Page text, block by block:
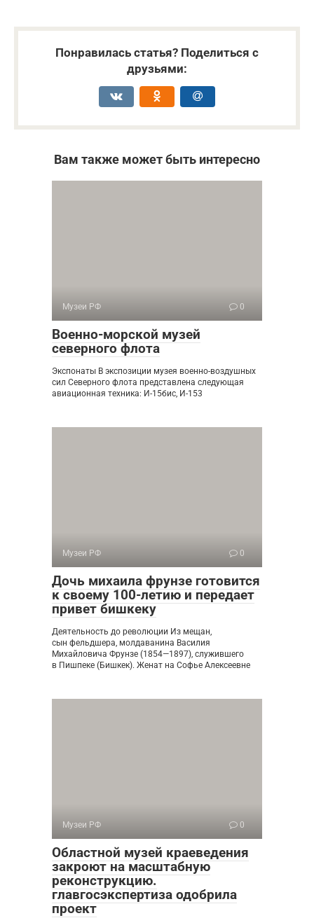
Понравилась статья? Поделиться с
друзьями:
Вам также может быть интересно
Музеи РФ 0
Военно-морской музей
северного флота
Экспонаты В экспозиции музея военно-воздушных
сил Северного флота представлена следующая
авиационная техника: И-15бис, И-153
Музеи РФ 0
Дочь михаила фрунзе готовится
к своему 100-летию и передает
привет бишкеку
Деятельность до революции Из мещан,
сын фельдшера, молдаванина Василия
Михайловича Фрунзе (1854—1897), служившего
в Пишпеке (Бишкек). Женат на Софье Алексеевне
Музеи РФ 0
Областной музей краеведения
закроют на масштабную
реконструкцию.
главгосэкспертиза одобрила
проект